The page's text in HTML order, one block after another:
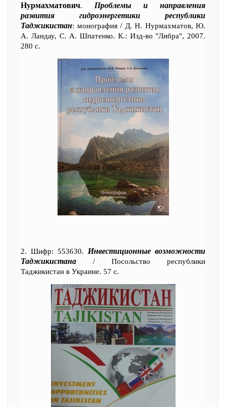
Нурмахматович. Проблемы и направления
развития гидроэнергетики республики
Таджикистан: монография / Д. Н. Нурмахматов, Ю.
А. Ландау, С. А. Шпатенко. К.: Изд-во "Либра", 2007.
280 с.
2. Шифр: 553630. Инвестиционные возможности
Таджикистана / Посольство республики
Таджикистан в Украине. 57 с.